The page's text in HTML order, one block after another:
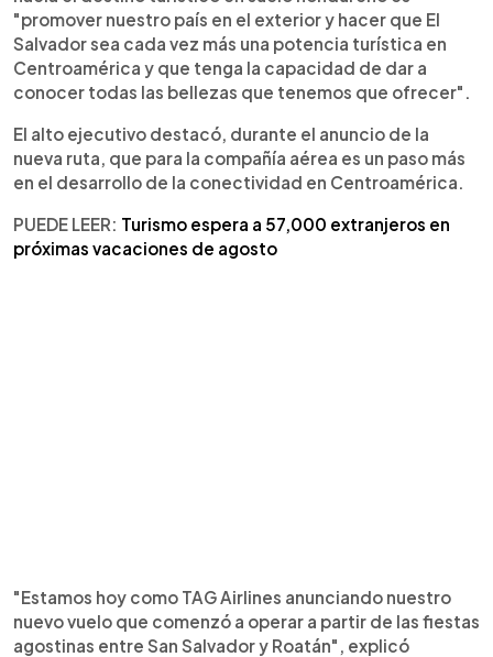
"promover nuestro país en el exterior y hacer que El
Salvador sea cada vez más una potencia turística en
Centroamérica y que tenga la capacidad de dar a
conocer todas las bellezas que tenemos que ofrecer".
El alto ejecutivo destacó, durante el anuncio de la
nueva ruta, que para la compañía aérea es un paso más
en el desarrollo de la conectividad en Centroamérica.
PUEDE LEER: Turismo espera a 57,000 extranjeros en
próximas vacaciones de agosto
"Estamos hoy como TAG Airlines anunciando nuestro
nuevo vuelo que comenzó a operar a partir de las fiestas
agostinas entre San Salvador y Roatán", explicó